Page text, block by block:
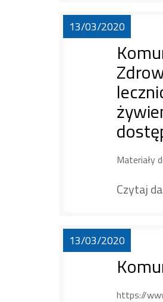
13/03/2020
Materiały
Czytaj
13/03/2020
https://